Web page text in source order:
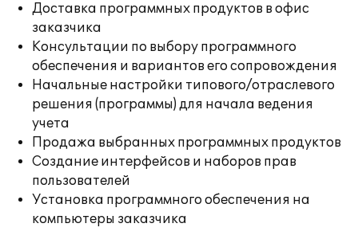
Доставка программных продуктов в офис
заказчика
Консультации по выбору программного
обеспечения и вариантов его сопровождения
Начальные настройки типового/отраслевого
решения (программы) для начала ведения
учета
Продажа выбранных программных продуктов
Создание интерфейсов и наборов прав
пользователей
Установка программного обеспечения на
компьютеры заказчика